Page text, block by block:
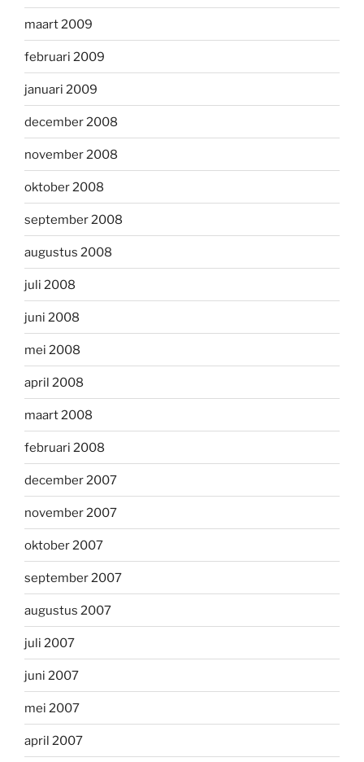
maart 2009
februari 2009
januari 2009
december 2008
november 2008
oktober 2008
september 2008
augustus 2008
juli 2008
juni 2008
mei 2008
april 2008
maart 2008
februari 2008
december 2007
november 2007
oktober 2007
september 2007
augustus 2007
juli 2007
juni 2007
mei 2007
april 2007